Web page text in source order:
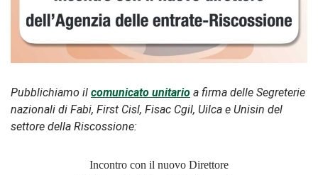
Pubblichiamo il comunicato unitario a firma delle Segreterie
nazionali di Fabi, First Cisl, Fisac Cgil, Uilca e Unisin del
settore della Riscossione:
Incontro con il nuovo Direttore